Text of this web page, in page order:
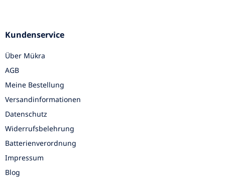
Kundenservice
Über Mükra
AGB
Meine Bestellung
Versandinformationen
Datenschutz
Widerrufsbelehrung
Batterienverordnung
Impressum
Blog